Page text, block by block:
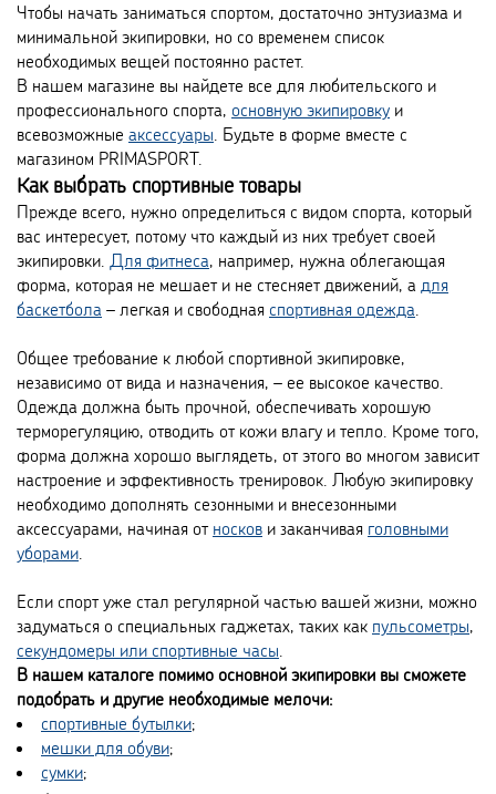
Чтобы начать заниматься спортом, достаточно энтузиазма и
минимальной экипировки, но со временем список
необходимых вещей постоянно растет.
В нашем магазине вы найдете все для любительского и
профессионального спорта, основную экипировку и
всевозможные аксессуары. Будьте в форме вместе с
магазином PRIMASPORT.
Как выбрать спортивные товары
Прежде всего, нужно определиться с видом спорта, который
вас интересует, потому что каждый из них требует своей
экипировки. Для фитнеса, например, нужна облегающая
форма, которая не мешает и не стесняет движений, а для
баскетбола – легкая и свободная спортивная одежда.
Общее требование к любой спортивной экипировке,
независимо от вида и назначения, – ее высокое качество.
Одежда должна быть прочной, обеспечивать хорошую
терморегуляцию, отводить от кожи влагу и тепло. Кроме того,
форма должна хорошо выглядеть, от этого во многом зависит
настроение и эффективность тренировок. Любую экипировку
необходимо дополнять сезонными и внесезонными
аксессуарами, начиная от носков и заканчивая головными
уборами.
Если спорт уже стал регулярной частью вашей жизни, можно
задуматься о специальных гаджетах, таких как пульсометры,
секундомеры или спортивные часы.
В нашем каталоге помимо основной экипировки вы сможете
подобрать и другие необходимые мелочи:
спортивные бутылки;
мешки для обуви;
сумки;